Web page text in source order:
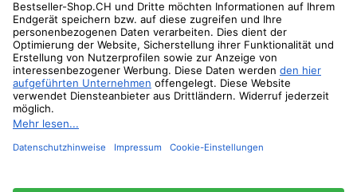
Versandoptionen:
Folgen Sie Uns: